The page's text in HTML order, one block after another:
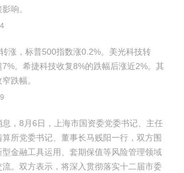
响。
涨，标普500指数涨0.2%。美光科技转
。希捷科技收复8%的跌幅后涨近2%。其
跌幅。
，8月6日，上海市国资委党委书记、主任
算所党委书记、董事长马贱阳一行，双方围
金融工具运用、套期保值等风险管理领域
。双方表示，将深入贯彻落实十二届市委